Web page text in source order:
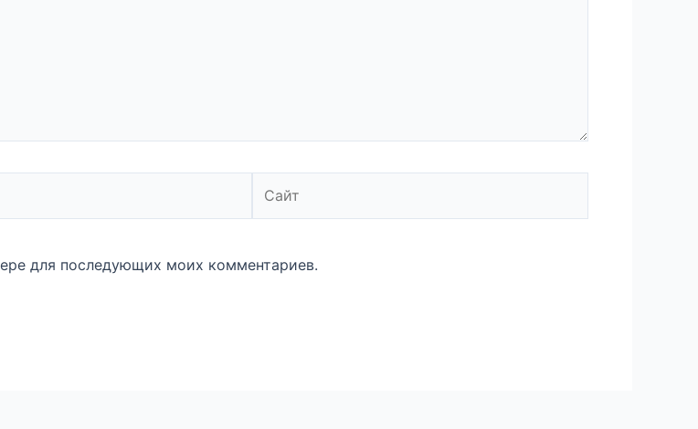
для последующих моих комментариев.